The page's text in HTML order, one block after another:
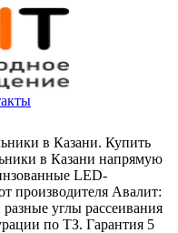
в Казани. Купить
в Казани напрямую
LED-
производителя Авалит:
углы рассеивания
по ТЗ. Гарантия 5